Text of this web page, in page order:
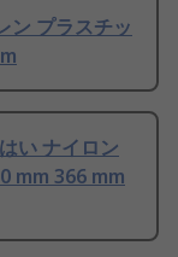
ン プラスチッ
い ナイロン
mm 366 mm